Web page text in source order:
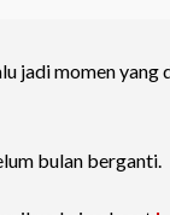
jadi momen
bulan berganti.